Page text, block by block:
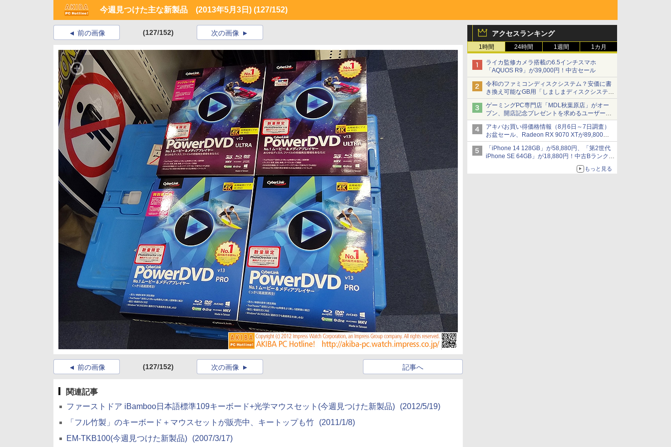
今週見つけた主な新製品 (2013年5月3日) (127/152)
アクセスランキング
1時間 24時間 1週間 1カ月
ライカ監修カメラ搭載の6.5インチスマホ
「AQUOS R9」が39,000円！中古セール
令和のファミコンディスクシステム？安価に書
き換え可能なGB用「しましまディスクシステ
ム」
ゲーミングPC専門店「MDL秋葉原店」がオー
プン、開店記念プレゼントを求めるユーザーが
押し寄せ長蛇の列に
アキバお買い得価格情報（8月6日～7日調査）
お盆セール、Radeon RX 9070 XTが89,800
円、水平周波数24.8kHz対応の17型モニターが
9,801円、暑さ指数連動セール ほか
「iPhone 14 128GB」が58,880円、「第2世代
iPhone SE 64GB」が18,880円！中古Bランク品
もっと見る
前の画像 (127/152) 次の画像
前の画像 (127/152) 記事へ
次の画像
関連記事
ファーストドア iBamboo日本語標準109キーボード+光学マウスセット(今週見つけた新製品)
(2012/5/19)
「フル竹製」のキーボード＋マウスセットが販売中、キートップも竹
(2011/1/8)
EM-TKB100(今週見つけた新製品)
(2007/3/17)